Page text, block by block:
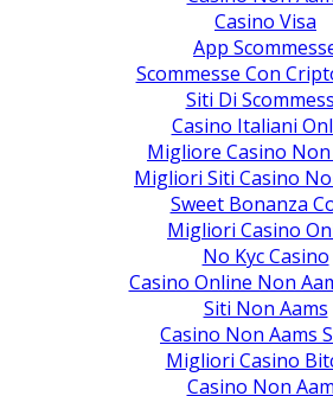
Casino Visa
App
Scommesse Con
Siti Di
Casino Italiani
Migliore Casino Non
Migliori Siti Casino
Sweet Bonanza
Migliori Casino
No Kyc Casino
Casino Online Non
Siti Non Aams
Casino Non Aams
Migliori Casino
Casino Non